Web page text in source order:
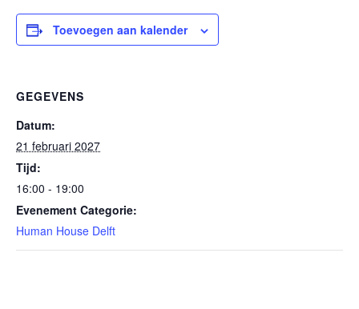
Toevoegen aan kalender
GEGEVENS
Datum:
21 februari 2027
Tijd:
16:00 - 19:00
Evenement Categorie:
Human House Delft